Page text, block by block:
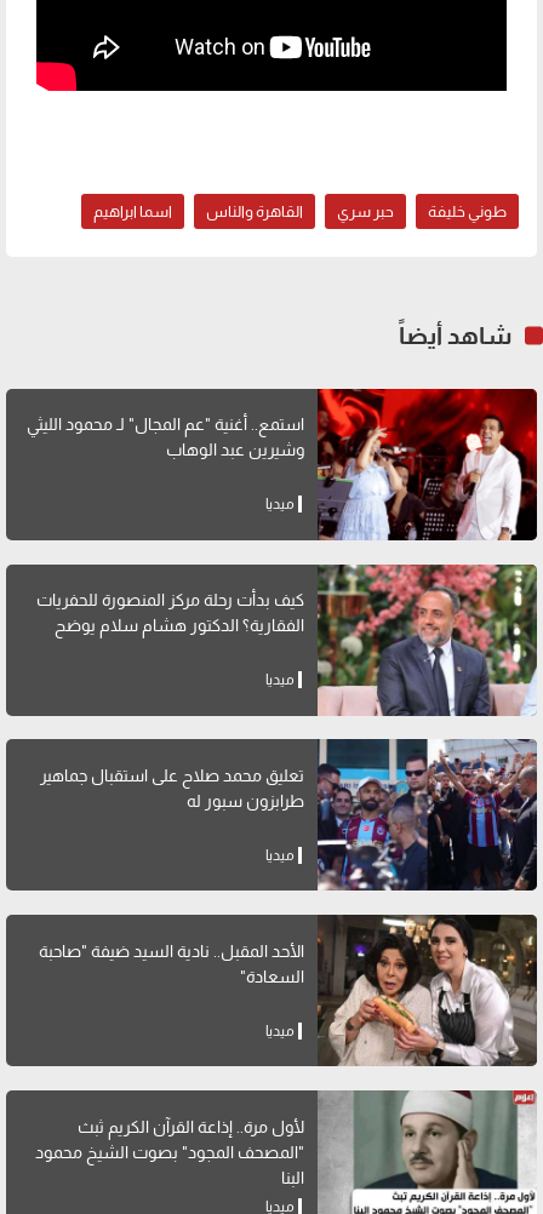
طوني خليفة حبر سري القاهرة والناس اسما ابراهيم
شاهد أيضاً
استمع.. أغنية "عم المجال" لـ محمود الليثي
وشيرين عبد الوهاب
ميديا
كيف بدأت رحلة مركز المنصورة للحفريات
الفقارية؟ الدكتور هشام سلام يوضح
ميديا
تعليق محمد صلاح على استقبال جماهير
طرابزون سبور له
ميديا
الأحد المقبل.. نادية السيد ضيفة "صاحبة
السعادة"
ميديا
لأول مرة.. إذاعة القرآن الكريم ثبث
"المصحف المجود" بصوت الشيخ محمود
البنا
ميديا